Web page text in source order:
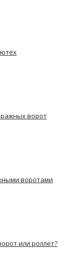
ворот
воротами
или роллет?